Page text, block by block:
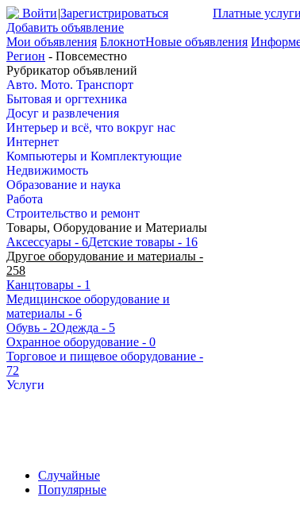
Войти|Зарегистрироваться Платные услуги
Добавить объявление
Мои объявления БлокнотНовые объявления
Регион - Повсеместно
Рубрикатор объявлений
Авто. Мото. Транспорт
Бытовая и оргтехника
Досуг и развлечения
Интерьер и всё, что вокруг нас
Интернет
Компьютеры и Комплектующие
Недвижимость
Образование и наука
Работа
Строительство и ремонт
Товары, Оборудование и Материалы
Аксессуары - 6Детские товары - 16
Другое оборудование и материалы -
258
Канцтовары - 1
Медицинское оборудование и
материалы - 6
Обувь - 2Одежда - 5
Охранное оборудование - 0
Торговое и пищевое оборудование -
72
Услуги
Случайные
Популярные